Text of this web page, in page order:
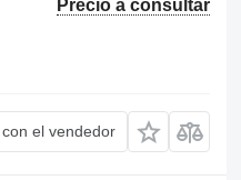
Precio a consultar
el vendedor